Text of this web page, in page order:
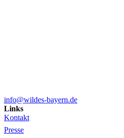
info@wildes-bayern.de
Links
Kontakt
Presse